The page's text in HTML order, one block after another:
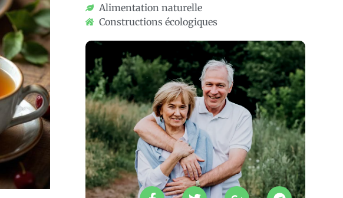
Alimentation naturelle
Constructions écologiques